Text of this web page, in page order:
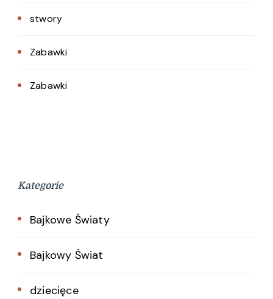
stwory
Zabawki
Zabawki
Kategorie
Bajkowe Światy
Bajkowy Świat
dziecięce